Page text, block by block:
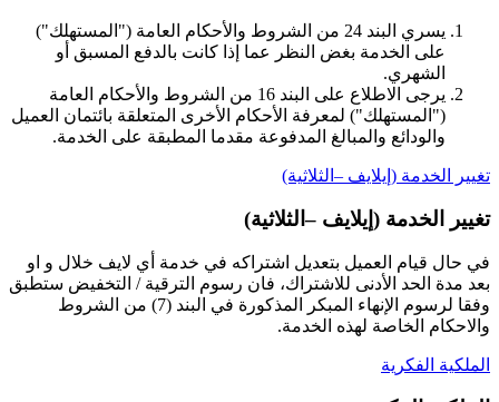
يسري البند 24 من الشروط والأحكام العامة ("المستهلك")
على الخدمة بغض النظر عما إذا كانت بالدفع المسبق أو
الشهري.
يرجى الاطلاع على البند 16 من الشروط والأحكام العامة
("المستهلك") لمعرفة الأحكام الأخرى المتعلقة بائتمان العميل
والودائع والمبالغ المدفوعة مقدما المطبقة على الخدمة.
تغيير الخدمة (إيلايف –الثلاثية)
تغيير الخدمة (إيلايف –الثلاثية)
في حال قيام العميل بتعديل اشتراكه في خدمة أي لايف خلال و او
بعد مدة الحد الأدنى للاشتراك، فان رسوم الترقية / التخفيض ستطبق
وفقا لرسوم الإنهاء المبكر المذكورة في البند (7) من الشروط
والاحكام الخاصة لهذه الخدمة.
الملكية الفكرية